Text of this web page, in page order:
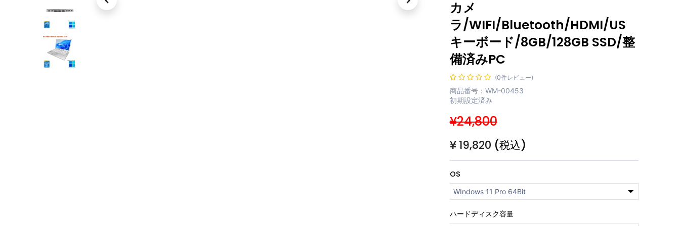
カメ
ラ/WIFI/Bluetooth/HDMI/US
キーボード/8GB/128GB SSD/整
備済みPC
(0件レビュー)
商品番号：WM-00453
初期設定済み
¥24,800
¥ 19,820 (税込)
OS
ハードディスク容量